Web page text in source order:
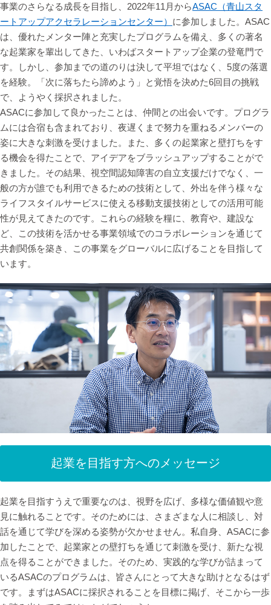
事業のさらなる成長を目指し、2022年11月からASAC（青山スタ
ートアップアクセラレーションセンター） に参加しました。ASAC
は、優れたメンター陣と充実したプログラムを備え、多くの著名
な起業家を輩出してきた、いわばスタートアップ企業の登竜門で
す。しかし、参加までの道のりは決して平坦ではなく、5度の落選
を経験。「次に落ちたら諦めよう」と覚悟を決めた6回目の挑戦
で、ようやく採択されました。
ASACに参加して良かったことは、仲間との出会いです。プログラ
ムには合宿も含まれており、夜遅くまで努力を重ねるメンバーの
姿に大きな刺激を受けました。また、多くの起業家と壁打ちをす
る機会を得たことで、アイデアをブラッシュアップすることがで
きました。その結果、視空間認知障害の自立支援だけでなく、一
般の方が誰でも利用できるための技術として、外出を伴う様々な
ライフスタイルサービスに使える移動支援技術としての活用可能
性が見えてきたのです。これらの経験を糧に、教育や、建設な
ど、この技術を活かせる事業領域でのコラボレーションを通じて
共創関係を築き、この事業をグローバルに広げることを目指して
います。
起業を目指す方へのメッセージ
起業を目指すうえで重要なのは、視野を広げ、多様な価値観や意
見に触れることです。そのためには、さまざまな人に相談し、対
話を通じて学びを深める姿勢が欠かせません。私自身、ASACに参
加したことで、起業家との壁打ちを通じて刺激を受け、新たな視
点を得ることができました。そのため、実践的な学びが詰まって
いるASACのプログラムは、皆さんにとって大きな助けとなるはず
です。まずはASACに採択されることを目標に掲げ、そこから一歩